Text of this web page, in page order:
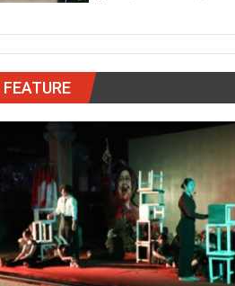
FEATURE